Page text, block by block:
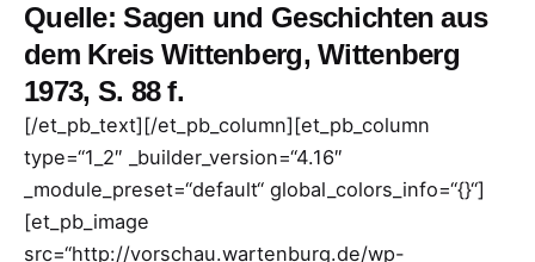
Quelle: Sagen und Geschichten aus
dem Kreis Wittenberg, Wittenberg
1973, S. 88 f.
[/et_pb_text][/et_pb_column][et_pb_column
type=“1_2″ _builder_version=“4.16″
_module_preset=“default“ global_colors_info=“{}“]
[et_pb_image
src=“http://vorschau.wartenburg.de/wp-